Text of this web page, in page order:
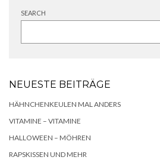
SEARCH
NEUESTE BEITRÄGE
HÄHNCHENKEULEN MAL ANDERS
VITAMINE – VITAMINE
HALLOWEEN – MÖHREN
RAPSKISSEN UND MEHR